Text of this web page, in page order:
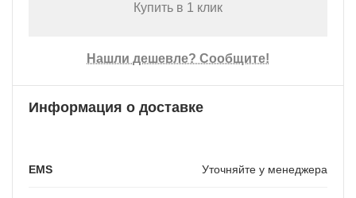
Купить в 1 клик
Нашли дешевле? Сообщите!
Информация о доставке
EMS Уточняйте у менеджера